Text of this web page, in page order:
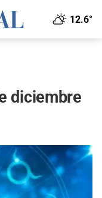
12.6°
diciembre